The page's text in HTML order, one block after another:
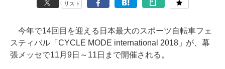
リスト
今年で14回目を迎える日本最大のスポーツ自転車フェ
スティバル「CYCLE MODE international 2018」が、幕
張メッセで11月9日～11日まで開催される。